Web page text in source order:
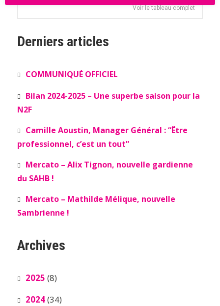
Voir le tableau complet
Derniers articles
COMMUNIQUÉ OFFICIEL
Bilan 2024-2025 – Une superbe saison pour la
N2F
Camille Aoustin, Manager Général : “Être
professionnel, c’est un tout”
Mercato – Alix Tignon, nouvelle gardienne
du SAHB !
Mercato – Mathilde Mélique, nouvelle
Sambrienne !
Archives
2025 (8)
2024(34)